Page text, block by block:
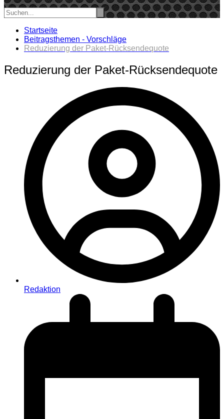
Startseite
Beitragsthemen - Vorschläge
Reduzierung der Paket-Rücksendequote
Reduzierung der Paket-Rücksendequote
Redaktion